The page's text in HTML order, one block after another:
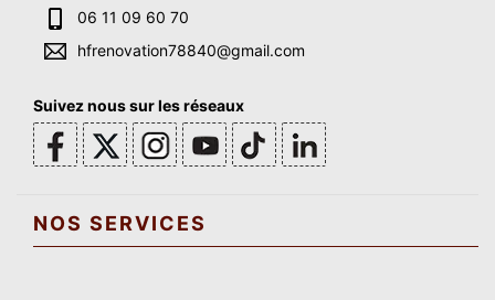
06 11 09 60 70
hfrenovation78840@gmail.com
Suivez nous sur les réseaux
NOS SERVICES